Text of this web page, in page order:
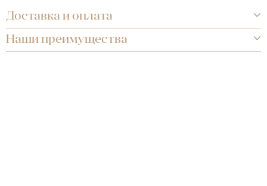
Доставка и оплата
Наши преимущества